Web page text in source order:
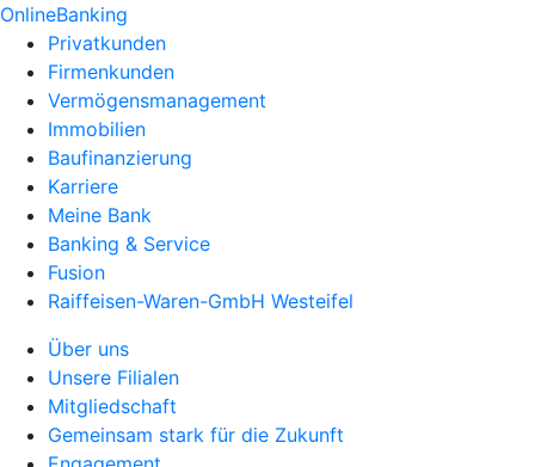
OnlineBanking
Privatkunden
Firmenkunden
Vermögensmanagement
Immobilien
Baufinanzierung
Karriere
Meine Bank
Banking & Service
Fusion
Raiffeisen-Waren-GmbH Westeifel
Über uns
Unsere Filialen
Mitgliedschaft
Gemeinsam stark für die Zukunft